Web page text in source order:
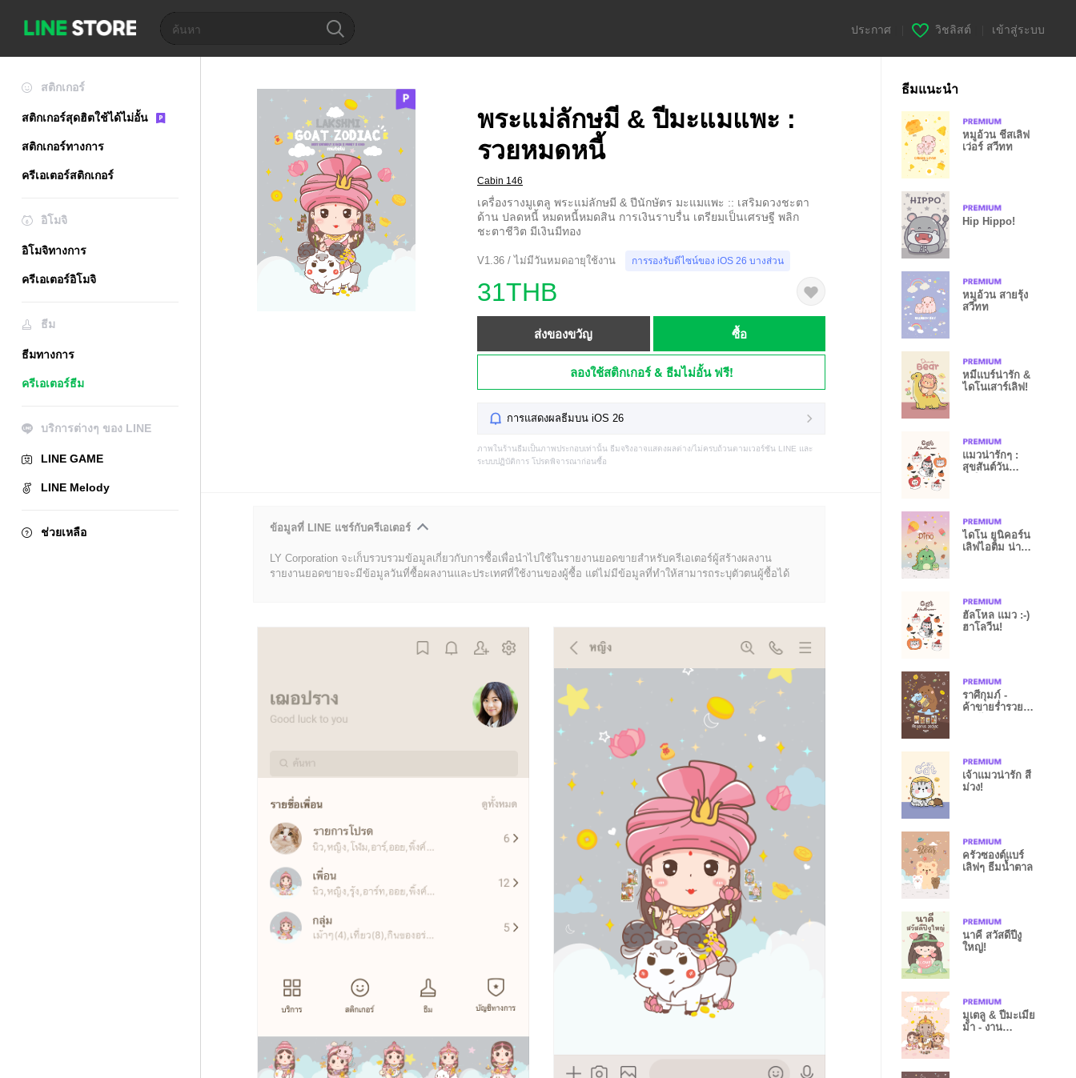
ประกาศ วิชลิสต์ เข้าสู่ระบบ
สติกเกอร์
สติกเกอร์สุดฮิตใช้ได้ไม่อั้น
สติกเกอร์ทางการ
ครีเอเตอร์สติกเกอร์
อิโมจิ
อิโมจิทางการ
ครีเอเตอร์อิโมจิ
ธีม
ธีมทางการ
ครีเอเตอร์ธีม
บริการต่างๆ ของ LINE
LINE GAME
LINE Melody
ช่วยเหลือ
พระแม่ลักษมี & ปีมะแมแพะ :
รวยหมดหนี้
Cabin 146
เครื่องรางมูเตลู พระแม่ลักษมี & ปีนักษัตร มะแมแพะ :: เสริมดวงชะตา
ด้าน ปลดหนี้ หมดหนี้หมดสิน การเงินราบรื่น เตรียมเป็นเศรษฐี พลิก
ชะตาชีวิต มีเงินมีทอง
V1.36 / ไม่มีวันหมดอายุใช้งาน การรองรับดีไซน์ของ iOS 26 บางส่วน
31THB
ส่งของขวัญ ซื้อ
ลองใช้สติกเกอร์ & ธีมไม่อั้น ฟรี!
การแสดงผลธีมบน iOS 26
ภาพในร้านธีมเป็นภาพประกอบเท่านั้น ธีมจริงอาจแสดงผลต่าง/ไม่ครบถ้วนตามเวอร์ชัน LINE และ
ระบบปฏิบัติการ โปรดพิจารณาก่อนซื้อ
ข้อมูลที่ LINE แชร์กับครีเอเตอร์
LY Corporation จะเก็บรวบรวมข้อมูลเกี่ยวกับการซื้อเพื่อนำไปใช้ในรายงานยอดขายสำหรับครีเอเตอร์ผู้สร้างผลงาน
รายงานยอดขายจะมีข้อมูลวันที่ซื้อผลงานและประเทศที่ใช้งานของผู้ซื้อ แต่ไม่มีข้อมูลที่ทำให้สามารถระบุตัวตนผู้ซื้อได้
ธีมแนะนำ
หมูอ้วน ชีสเลิฟ
เว่อร์ สวีทท
Hip Hippo!
หมูอ้วน สายรุ้ง
สวีทท
หมีแบร์น่ารัก &
ไดโนเสาร์เลิฟ!
แมวน่ารักๆ :
สุขสันต์วัน
ไดโน ยูนิคอร์น
เลิฟไอติม น่า
ฮัลโหล แมว :-)
ฮาโลวีน!
ราศีกุมภ์ -
ค้าขายร่ำรวย
เจ้าแมวน่ารัก สี
ม่วง!
ครัวซองต์แบร์
เลิฟๆ ธีมน้ำตาล
นาคี สวัสดีปีงู
ใหญ่!
มูเตลู & ปีมะเมีย
ม้า - งาน